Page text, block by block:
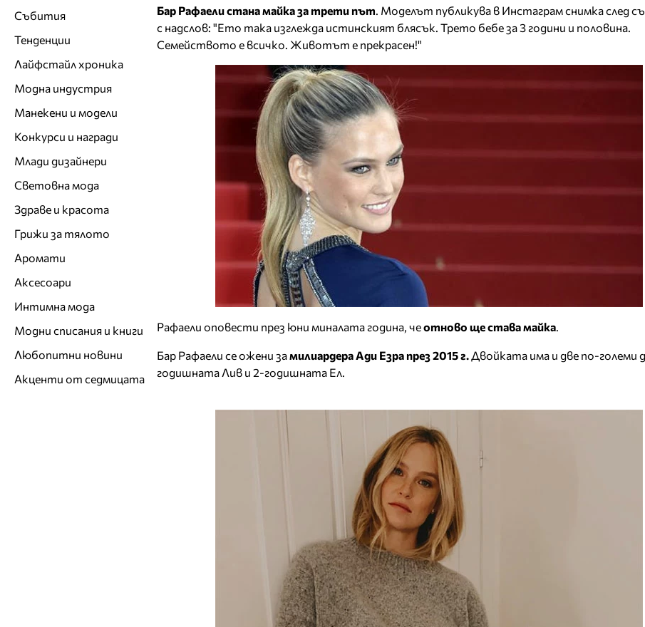
Бар Рафаели стана майка за трети път . Моделът публикува в Инстаграм снимка след
с надслов: "Ето така изглежда истинският блясък. Трето бебе за 3 години и половина.
Семейството е всичко. Животът е прекрасен!"
Рафаели оповести през юни миналата година, чеотново ще става майка
Бар Рафаели се ожени замилиардера Ади Езра през 2015 г. Двойката има и две по-големи
годишната Лив и 2-годишната Ел.
Събития
Тенденции
Лайфстайл хроника
Модна индустрия
Манекени и модели
Конкурси и награди
Млади дизайнери
Световна мода
Здраве и красота
Грижи за тялото
Аромати
Аксесоари
Интимна мода
Модни списания и книги
Любопитни новини
Акценти от седмицата